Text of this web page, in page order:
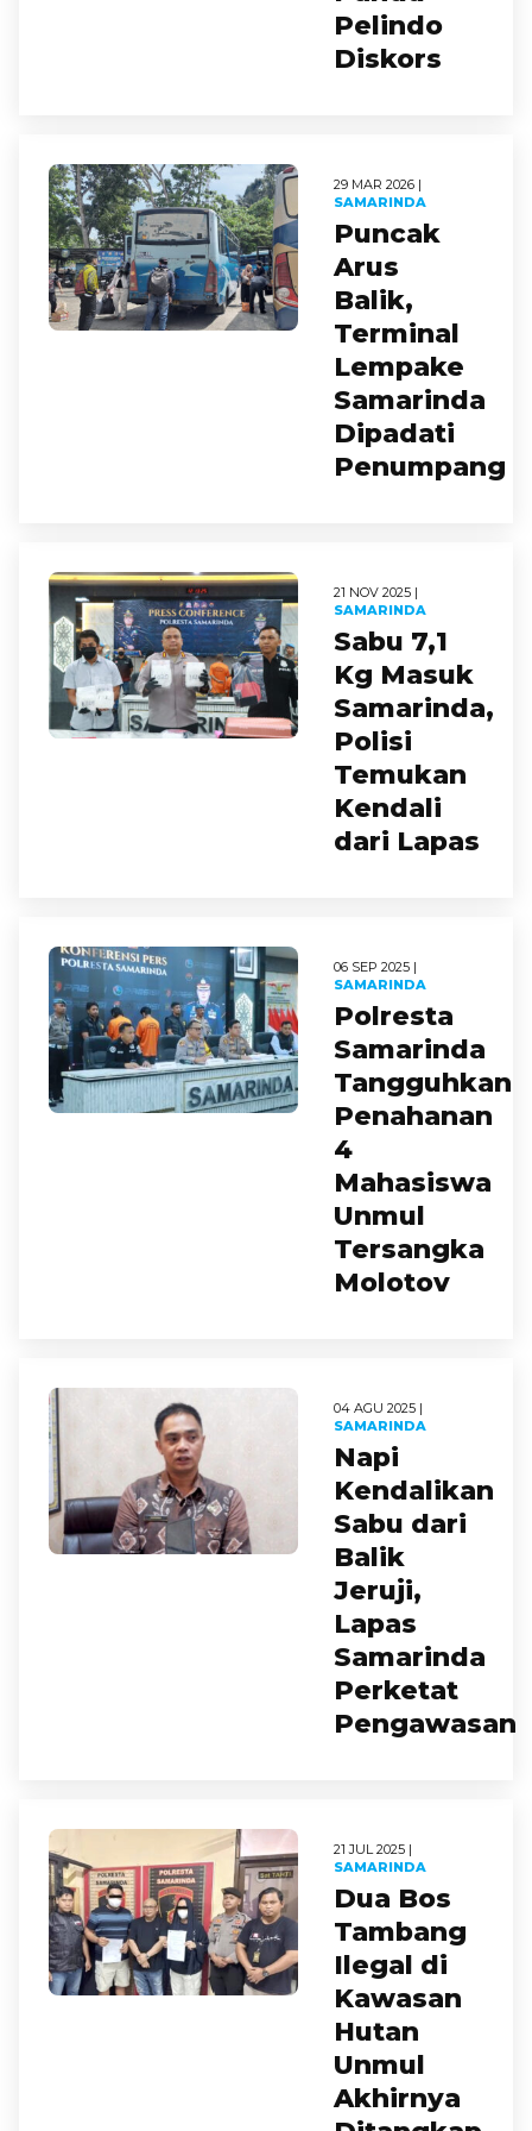
Pelindo
Diskors
29 MAR 2026 |
SAMARINDA
Puncak
Arus
Balik,
Terminal
Lempake
Samarinda
Dipadati
Penumpang
21 NOV 2025 |
SAMARINDA
Sabu 7,1
Kg Masuk
Samarinda,
Polisi
Temukan
Kendali
dari Lapas
06 SEP 2025 |
SAMARINDA
Polresta
Samarinda
Tangguhkan
Penahanan
4
Mahasiswa
Unmul
Tersangka
Molotov
04 AGU 2025 |
SAMARINDA
Napi
Kendalikan
Sabu dari
Balik
Jeruji,
Lapas
Samarinda
Perketat
Pengawasan
21 JUL 2025 |
SAMARINDA
Dua Bos
Tambang
Ilegal di
Kawasan
Hutan
Unmul
Akhirnya